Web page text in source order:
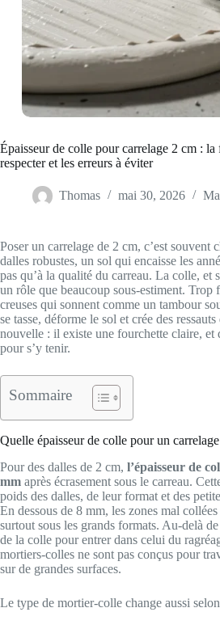
Épaisseur de colle pour carrelage 2 cm : la
respecter et les erreurs à éviter
Thomas mai 30, 2026
Poser un carrelage de 2 cm, c’est souvent
dalles robustes, un sol qui encaisse les
pas qu’à la qualité du carreau. La colle, et
un rôle que beaucoup sous-estiment. Trop
creuses qui sonnent comme un tambour
se tasse, déforme le sol et crée des
nouvelle : il existe une fourchette claire, et
pour s’y tenir.
Sommaire
Quelle épaisseur de colle pour un
Pour des dalles de 2 cm, l’épaisseur de
mm après écrasement sous le carreau.
poids des dalles, de leur format et des
En dessous de 8 mm, les zones mal
surtout sous les grands formats. Au-delà
de la colle pour entrer dans celui du
mortiers-colles ne sont pas conçus pour
sur de grandes surfaces.
Le type de mortier-colle change aussi selon